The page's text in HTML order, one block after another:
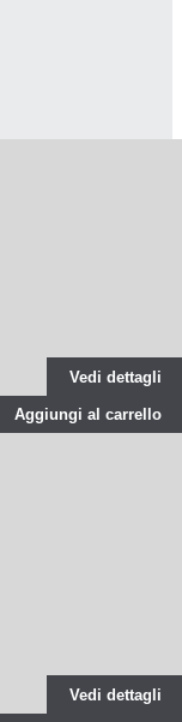
Vedi dettagli
Aggiungi al carrello
Vedi dettagli